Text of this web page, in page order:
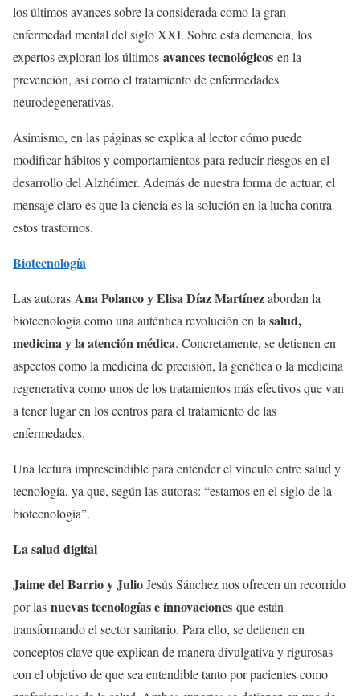
los últimos avances sobre la considerada como la gran
enfermedad mental del siglo XXI. Sobre esta demencia, los
expertos exploran los últimos avances tecnológicos en la
prevención, así como el tratamiento de enfermedades
neurodegenerativas.
Asimismo, en las páginas se explica al lector cómo puede
modificar hábitos y comportamientos para reducir riesgos en el
desarrollo del Alzhéimer. Además de nuestra forma de actuar, el
mensaje claro es que la ciencia es la solución en la lucha contra
estos trastornos.
Biotecnología
Las autoras Ana Polanco y Elisa Díaz Martínezabordan la
biotecnología como una auténtica revolución en la salud,
medicina y la atención médica. Concretamente, se detienen en
aspectos como la medicina de precisión, la genética o la medicina
regenerativa como unos de los tratamientos más efectivos que van
a tener lugar en los centros para el tratamiento de las
enfermedades.
Una lectura imprescindible para entender el vínculo entre salud y
tecnología, ya que, según las autoras: “estamos en el siglo de la
biotecnología”.
La salud digital
Jaime del Barrio y JulioJesús Sánchez nos ofrecen un recorrido
por las nuevas tecnologías e innovaciones que están
transformando el sector sanitario. Para ello, se detienen en
conceptos clave que explican de manera divulgativa y rigurosas
con el objetivo de que sea entendible tanto por pacientes como